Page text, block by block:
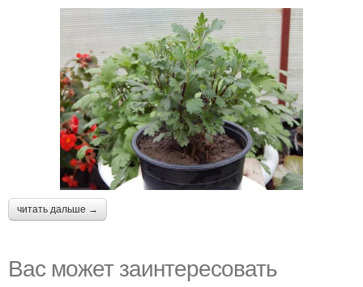
читать дальше →
Вас может заинтересовать